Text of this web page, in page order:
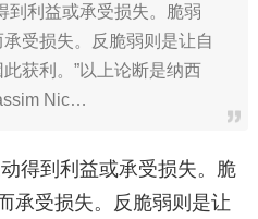
到利益或承受损失。脆弱
受损失。反脆弱则是让自
获利。”以上论断是纳西
Nic…
得到利益或承受损失。脆
承受损失。反脆弱则是让